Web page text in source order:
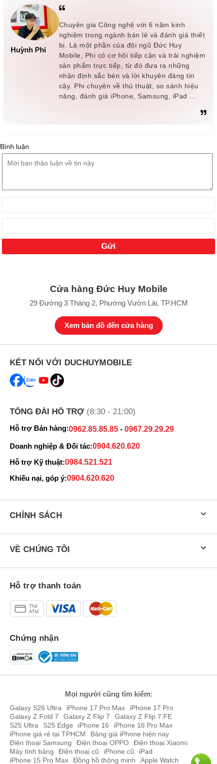
Huỳnh Phi
Chuyên gia Công nghệ với 6 năm kinh
nghiệm trong ngành bán lẻ và đánh giá thiết
bị. Là một phần của đội ngũ Đức Huy
Mobile, Phi có cơ hội tiếp cận và trải nghiệm
sản phẩm trực tiếp, từ đó đưa ra những
nhận định sắc bén và lời khuyên đáng tin
cậy. Phi chuyên về thủ thuật, so sánh hiệu
năng, đánh giá iPhone, Samsung, iPad ...
Bình luận
Cửa hàng Đức Huy Mobile
29 Đường 3 Tháng 2, Phường Vườn Lài, TP.HCM
Xem bản đồ đến cửa hàng
KẾT NỐI VỚI DUCHUYMOBILE
TỔNG ĐÀI HỖ TRỢ (8:30 - 21:00)
Hỗ trợ Bán hàng:0962.85.85.85 - 0967.29.29.29
Doanh nghiệp & Đối tác:0904.620.620
Hỗ trợ Kỹ thuật:0984.521.521
Khiếu nại, góp ý:0904.620.620
CHÍNH SÁCH
VỀ CHÚNG TÔI
Hỗ trợ thanh toán
Chứng nhận
Mọi người cũng tìm kiếm:
Galaxy S26 Ultra iPhone 17 Pro Max
iPhone 17 Pro
Galaxy Z Fold 7
Galaxy Z Flip 7
Galaxy Z Flip 7 FE
S25 Ultra
S25 Edge iPhone 16
iPhone 16 Pro Max
iPhone giá rẻ tại TPHCM
Bảng giá iPhone hiện nay
Điện thoại Samsung
Điện thoại OPPO
Điện thoại Xiaomi
Máy tính bảng
Điện thoại cũ iPhone cũ
iPad
iPhone 15 Pro Max
Đồng hồ thông minh Apple Watch